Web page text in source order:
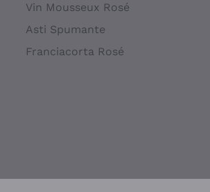
Vin Mousseux Rosé
Asti Spumante
Franciacorta Rosé
et des offres personnalisées